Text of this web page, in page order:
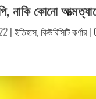
নাকি কোনো
|ইতিহাস,কিউরিসিটি কর্ণার|